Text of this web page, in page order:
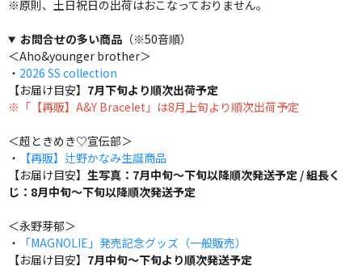
※原則、土日祝日の出荷はおこなっておりません。
お問合せの多い商品（※50音順）
＜Aho&younger brother＞
・ 2026 SS collection
【お届け目安】 7月下旬より順次出荷予定
※「【再販】A&Y Bracelet」は8月上旬より順次出荷予定
＜超ときめき♡宣伝部＞
・
【再販】辻野かなみ生誕商品
【お届け目安】 生写真：7月中旬～下旬以降順次発送予定 / 組長く
じ：8月中旬～下旬以降順次発送予定
＜永野芽郁＞
・
「MAGNOLIE」発売記念グッズ（一般販売）
【お届け目安】 7月中旬～下旬より順次発送予定